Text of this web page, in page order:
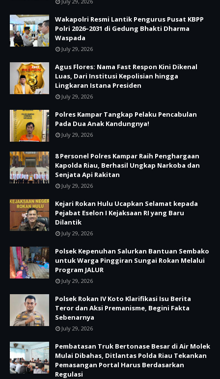
Wakapolri Resmi Lantik Pengurus Pusat KBPP
Polri 2026–2031 di Gedung Bhakti Dharma
Waspada
July 29, 2026
Agus Flores: Nama Fast Respon Kini Dikenal
Luas, Dari Institusi Kepolisian hingga
Lingkaran Istana Presiden
July 29, 2026
Polres Kampar Tangkap Pelaku Pencabulan
Pada Dua Anak Kandungnya!
July 29, 2026
8 Personel Polres Kampar Raih Penghargaan
Kapolda Riau, Berhasil Ungkap Narkoba dan
Senjata Api Rakitan
July 29, 2026
Kejari Rokan Hulu Ucapkan Selamat kepada
Pejabat Eselon I Kejaksaan RI yang Baru
Dilantik
July 29, 2026
Polsek Kepenuhan Salurkan Bantuan Sembako
untuk Warga Pinggiran Sungai Rokan Melalui
Program JALUR
July 29, 2026
Polsek Rokan IV Koto Klarifikasi Isu Berita
Teror dan Aksi Premanisme, Begini Fakta
Sebenarnya
July 29, 2026
Pembatasan Truk Bertonase Besar di Air Molek
Mulai Dibahas, Ditlantas Polda Riau Tekankan
Pemasangan Portal Harus Berdasarkan
Regulasi